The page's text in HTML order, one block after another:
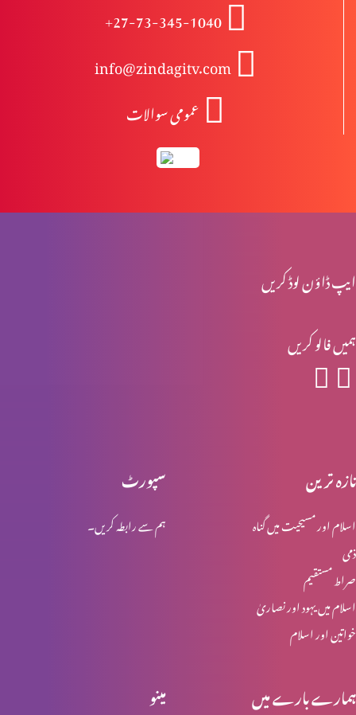
مسلہ حلال اور حرام (حصہ 7)
مسلہ حلال اور حرام (حصہ 6)
+27-73-345-1040
info@zindagitv.com
عمومی سوالات
ایپ ڈاؤن لوڈ کریں
ہمیں فالو کریں
سپورٹ
ہم سے رابطہ کریں۔
تازہ ترین
اسلام اور مسیحیت میں گناہ
ذمی
صراط مستقیم
اسلام میں یہود اور نصاریٰ
خواتین اور اسلام
مینو ہمارے بارے میں